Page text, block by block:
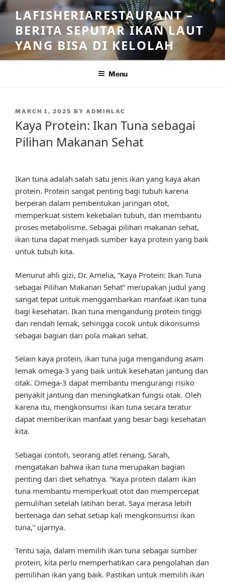
Skip
to
content
LAFISHERIARESTAURANT –
BERITA SEPUTAR IKAN LAUT
YANG BISA DI KELOLAH
Menu
POSTED
MARCH 1, 2025 BY ADMINLAC
Kaya Protein: Ikan Tuna sebagai
Pilihan Makanan Sehat
Ikan tuna adalah salah satu jenis ikan yang kaya akan
protein. Protein sangat penting bagi tubuh karena
berperan dalam pembentukan jaringan otot,
memperkuat sistem kekebalan tubuh, dan membantu
proses metabolisme. Sebagai pilihan makanan sehat,
ikan tuna dapat menjadi sumber kaya protein yang baik
untuk tubuh kita.
Menurut ahli gizi, Dr. Amelia, “Kaya Protein: Ikan Tuna
sebagai Pilihan Makanan Sehat” merupakan judul yang
sangat tepat untuk menggambarkan manfaat ikan tuna
bagi kesehatan. Ikan tuna mengandung protein tinggi
dan rendah lemak, sehingga cocok untuk dikonsumsi
sebagai bagian dari pola makan sehat.
Selain kaya protein, ikan tuna juga mengandung asam
lemak omega-3 yang baik untuk kesehatan jantung dan
otak. Omega-3 dapat membantu mengurangi risiko
penyakit jantung dan meningkatkan fungsi otak. Oleh
karena itu, mengkonsumsi ikan tuna secara teratur
dapat memberikan manfaat yang besar bagi kesehatan
kita.
Sebagai contoh, seorang atlet renang, Sarah,
mengatakan bahwa ikan tuna merupakan bagian
penting dari diet sehatnya. “Kaya protein dalam ikan
tuna membantu memperkuat otot dan mempercepat
pemulihan setelah latihan berat. Saya merasa lebih
bertenaga dan sehat setiap kali mengkonsumsi ikan
tuna,” ujarnya.
Tentu saja, dalam memilih ikan tuna sebagai sumber
protein, kita perlu memperhatikan cara pengolahan dan
pemilihan ikan yang baik. Pastikan untuk memilih ikan